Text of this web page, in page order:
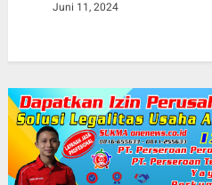
Juni 11, 2024